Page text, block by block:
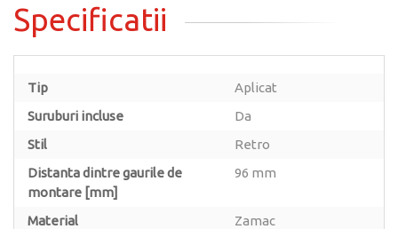
Specificatii
Tip
Aplicat
Suruburi incluse
Da
Stil
Retro
Distanta dintre gaurile de
montare [mm]
96 mm
Material
Zamac